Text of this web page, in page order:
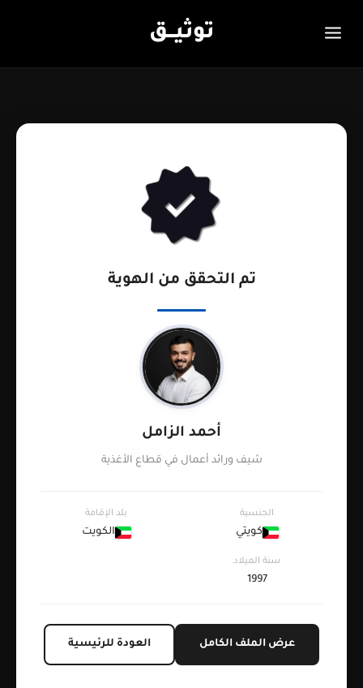
توثيـــق
تم التحقق من الهوية
أحمد الزامل
شيف ورائد أعمال في قطاع الأغذية
الجنسية
كويتي
بلد الإقامة
الكويت
سنة الميلاد
1997
عرض الملف الكامل العودة للرئيسية